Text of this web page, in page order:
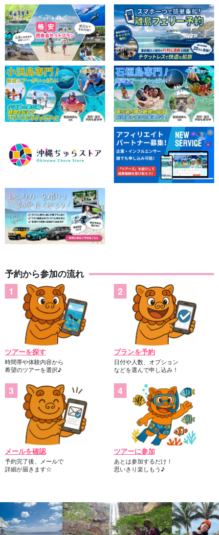
石垣島からの日帰りで参加もOK☆
体験したいアクティビティなどご希望を予約フォーム備考欄に記
入の上ご予約ください。
※ツアー前日の予約確認の際に、石垣島からのフェリーに関してご
案内させていただきます。
おすすめポイント
◆ツアー備品無料レンタル付き
◆ツアー参加者特典ページプレゼント
前日18:00までキャンセル料なし
予約から参加の流れ
ツアーを探す
時間帯や体験内容から
希望のツアーを選択♪
プランを予約
日付や人数、オプション
などを選んで申し込み！
メールを確認
予約完了後、メールで
詳細が届きます☆
ツアーに参加
あとは参加するだけ！
思いきり楽しもう♪